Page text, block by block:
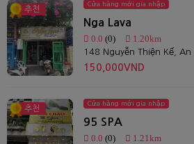
추천
Cửa hàng mới gia nhập
Nga Lava
0.0 (0) 1.20km
150,000VND
추천
Cửa hàng mới gia nhập
95 SPA
0.0 (0) 1.21km